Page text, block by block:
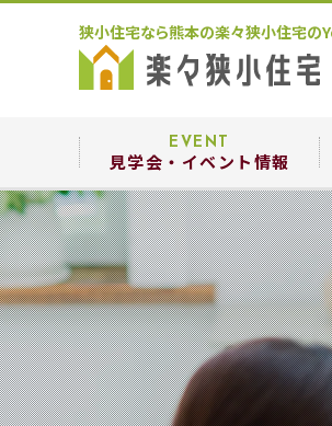
狭小住宅なら熊本の楽々狭小住宅の
EVENT
見学会・イベント情報